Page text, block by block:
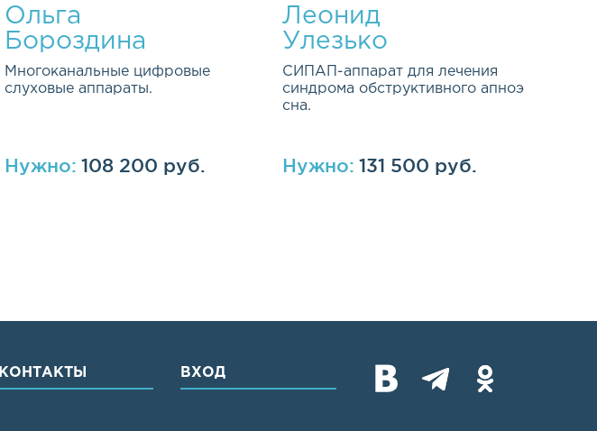
Ольга
Бороздина
Многоканальные цифровые
слуховые аппараты.
Нужно: 108 200 руб.
Леонид
Улезько
СИПАП-аппарат для лечения
синдрома обструктивного апноэ
сна.
Нужно: 131 500 руб.
КОНТАКТЫ ВХОД